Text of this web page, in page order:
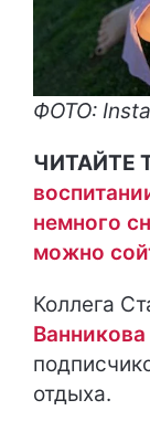
ФОТО:
ЧИТАЙТЕ
немного
можно
Коллега
Ванникова
отдыха.